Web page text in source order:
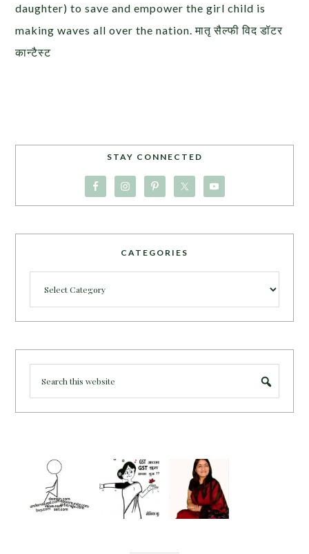
daughter) to save and empower the girl child is
making waves all over the nation. मातृ सैल्फी विद डॉटर
कान्टैस्ट
STAY CONNECTED
CATEGORIES